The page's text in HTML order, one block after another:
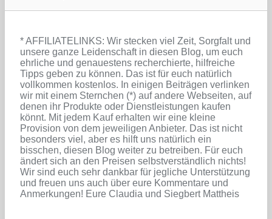
* AFFILIATELINKS: Wir stecken viel Zeit, Sorgfalt und
unsere ganze Leidenschaft in diesen Blog, um euch
ehrliche und genauestens recherchierte, hilfreiche
Tipps geben zu können. Das ist für euch natürlich
vollkommen kostenlos. In einigen Beiträgen verlinken
wir mit einem Sternchen (*) auf andere Webseiten, auf
denen ihr Produkte oder Dienstleistungen kaufen
könnt. Mit jedem Kauf erhalten wir eine kleine
Provision von dem jeweiligen Anbieter. Das ist nicht
besonders viel, aber es hilft uns natürlich ein
bisschen, diesen Blog weiter zu betreiben. Für euch
ändert sich an den Preisen selbstverständlich nichts!
Wir sind euch sehr dankbar für jegliche Unterstützung
und freuen uns auch über eure Kommentare und
Anmerkungen! Eure Claudia und Siegbert Mattheis